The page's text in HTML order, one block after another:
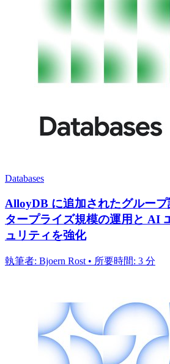
Databases
AlloyDB に追加されたグルー
タープライズ規模の運用と AI
ュリティを強化
執筆者: Bjoern Rost • 所要時間: 3 分